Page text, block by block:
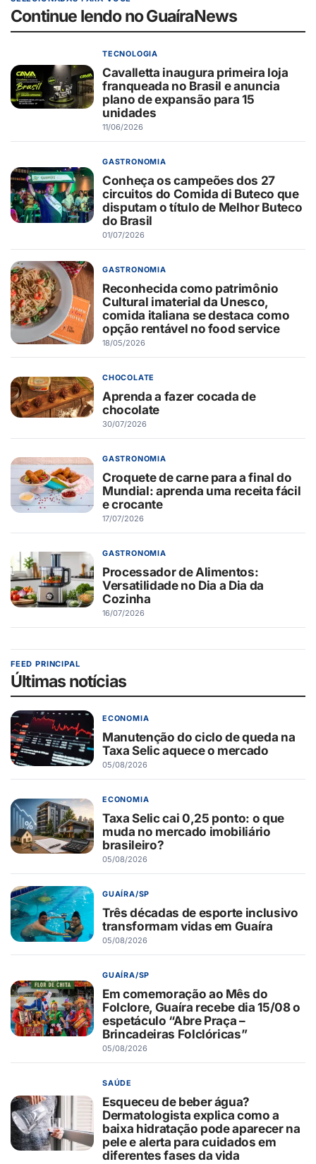
Continue lendo no GuaíraNews
TECNOLOGIA
Cavalletta inaugura primeira loja
franqueada no Brasil e anuncia
plano de expansão para 15
unidades
11/06/2026
GASTRONOMIA
Conheça os campeões dos 27
circuitos do Comida di Buteco que
disputam o título de Melhor Buteco
do Brasil
01/07/2026
GASTRONOMIA
Reconhecida como patrimônio
Cultural imaterial da Unesco,
comida italiana se destaca como
opção rentável no food service
18/05/2026
CHOCOLATE
Aprenda a fazer cocada de
chocolate
30/07/2026
GASTRONOMIA
Croquete de carne para a final do
Mundial: aprenda uma receita fácil
e crocante
17/07/2026
GASTRONOMIA
Processador de Alimentos:
Versatilidade no Dia a Dia da
Cozinha
16/07/2026
FEED PRINCIPAL
Últimas notícias
ECONOMIA
Manutenção do ciclo de queda na
Taxa Selic aquece o mercado
05/08/2026
ECONOMIA
Taxa Selic cai 0,25 ponto: o que
muda no mercado imobiliário
brasileiro?
05/08/2026
GUAÍRA/SP
Três décadas de esporte inclusivo
transformam vidas em Guaíra
05/08/2026
GUAÍRA/SP
Em comemoração ao Mês do
Folclore, Guaíra recebe dia 15/08 o
espetáculo “Abre Praça –
Brincadeiras Folclóricas”
05/08/2026
SAÚDE
Esqueceu de beber água?
Dermatologista explica como a
baixa hidratação pode aparecer na
pele e alerta para cuidados em
diferentes fases da vida